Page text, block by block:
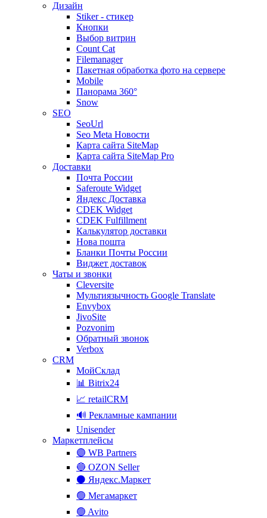
Дизайн
Stiker - стикер
Кнопки
Выбор витрин
Count Cat
Filemanager
Пакетная обработка фото на сервере
Mobile
Панорама 360°
Snow
SEO
SeoUrl
Seo Meta Новости
Карта сайта SiteMap
Карта сайта SiteMap Pro
Доставки
Почта России
Saferoute Widget
Яндекс Доставка
CDEK Widget
CDEK Fulfillment
Калькулятор доставки
Нова пошта
Бланки Почты России
Виджет доставок
Чаты и звонки
Cleversite
Мультиязычность Google Translate
Envybox
JivoSite
Pozvonim
Обратный звонок
Verbox
CRM
МойСклад
📊 Bitrix24
📈 retailCRM
🔊 Рекламные кампании
Unisender
Маркетплейсы
🟣 WB Partners
🔵 OZON Seller
⚫ Яндекс.Маркет
🟢 Мегамаркет
🟢 Avito